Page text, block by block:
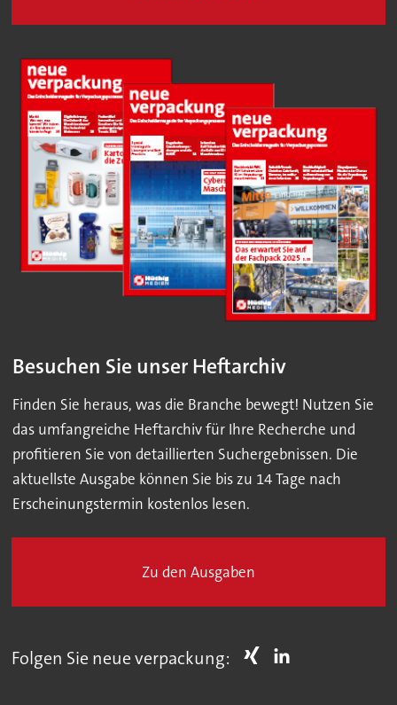
Besuchen Sie unser Heftarchiv
Finden Sie heraus, was die Branche bewegt! Nutzen Sie
das umfangreiche Heftarchiv für Ihre Recherche und
profitieren Sie von detaillierten Suchergebnissen. Die
aktuellste Ausgabe können Sie bis zu 14 Tage nach
Erscheinungstermin kostenlos lesen.
Zu den Ausgaben
Folgen Sie neue verpackung: